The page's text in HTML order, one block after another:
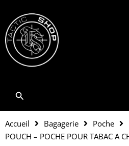
contenu
Rechercher
Accueil Bagagerie Poche
POUCH – POCHE POUR TABAC A